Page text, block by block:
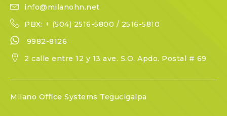
info@milanohn.net
PBX: + (504) 2516-5800 / 2516-5810
9982-8126
2 calle entre 12 y 13 ave. S.O. Apdo. Postal # 69
Milano Office Systems Tegucigalpa